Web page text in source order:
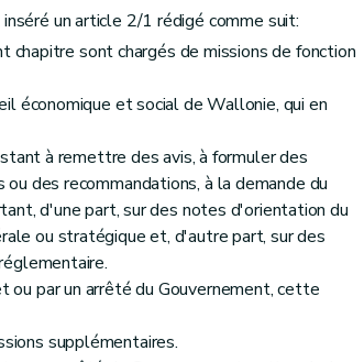
un article 2/1 rédigé comme suit:
chapitre sont chargés de missions de fonction
économique et social de Wallonie, qui en
à remettre des avis, à formuler des
des recommandations, à la demande du
d'une part, sur des notes d'orientation du
ou stratégique et, d'autre part, sur des
ou par un arrêté du Gouvernement, cette
supplémentaires.